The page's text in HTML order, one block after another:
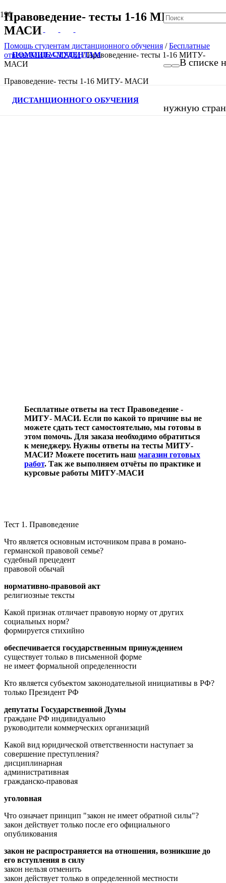
ПОМОЩЬ СТУДЕНТАМ
ДИСТАНЦИОННОГО ОБУЧЕНИЯ
В списке
нужную
Правоведение- тесты 1-16 МИТУ-
МАСИ
Помощь студентам дистанционного обучения /Бесплатные
ответы МИТУ-МАСИ/Правоведение- тесты 1-16 МИТУ-
МАСИ
Правоведение- тесты 1-16 МИТУ- МАСИ
Бесплатные ответы на тест Правоведение -
МИТУ- МАСИ. Если по какой то причине вы не
можете сдать тест самостоятельно, мы готовы в
этом помочь. Для заказа необходимо обратиться
к менеджеру. Нужны ответы на тесты МИТУ-
МАСИ? Можете посетить наш магазин готовых
работ. Так же выполняем отчёты по практике и
курсовые работы МИТУ-МАСИ
Тест 1. Правоведение
Что является основным источником права в романо-
германской правовой семье?
судебный прецедент
правовой обычай
нормативно-правовой акт
религиозные тексты
Какой признак отличает правовую норму от других
социальных норм?
формируется стихийно
обеспечивается государственным принуждением
существует только в письменной форме
не имеет формальной определенности
Кто является субъектом законодательной инициативы в РФ?
только Президент РФ
депутаты Государственной Думы
граждане РФ индивидуально
руководители коммерческих организаций
Какой вид юридической ответственности наступает за
совершение преступления?
дисциплинарная
административная
гражданско-правовая
уголовная
Что означает принцип "закон не имеет обратной силы"?
закон действует только после его официального
опубликования
закон не распространяется на отношения, возникшие до
его вступления в силу
закон нельзя отменить
закон действует только в определенной местности